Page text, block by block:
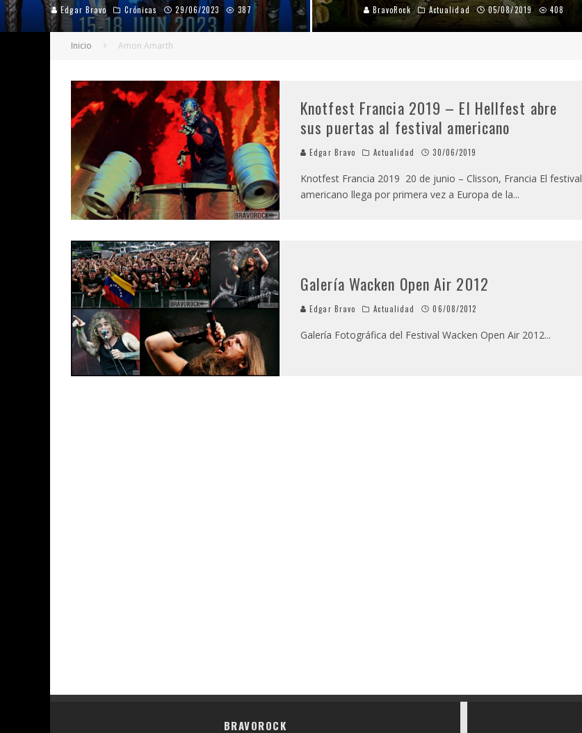
Edgar Bravo Crónicas 29/06/2023 387 BravoRock Actualidad 05/08/2019 408
Inicio Amon Amarth
Knotfest Francia 2019 – El Hellfest abre
sus puertas al festival americano
Edgar Bravo Actualidad 30/06/2019
Knotfest Francia 2019 20 de junio – Clisson, Francia El festival
americano llega por primera vez a Europa de la...
Galería Wacken Open Air 2012
Edgar Bravo Actualidad 06/08/2012
Galería Fotográfica del Festival Wacken Open Air 2012...
BRAVOROCK